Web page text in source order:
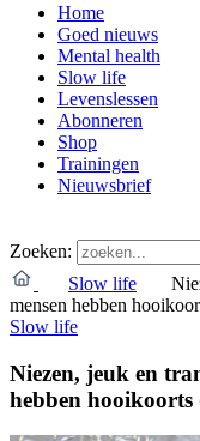
Home
Goed nieuws
Mental health
Slow life
Levenslessen
Abonneren
Shop
Trainingen
Nieuwsbrief
Zoeken:
Slow life
mensen hebben
Slow life
Niezen, jeuk en
hebben